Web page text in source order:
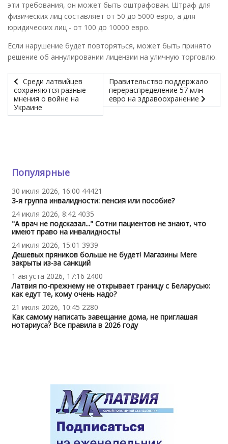
эти требования, он может быть оштрафован. Штраф для
физических лиц составляет от 50 до 5000 евро, а для
юридических лиц - от 100 до 10000 евро.
Если нарушение будет повторяться, может быть принято
решение об аннулировании лицензии на уличную торговлю.
Среди латвийцев
сохраняются разные
мнения о войне на
Украине
Правительство поддержало
перераспределение 57 млн
евро на здравоохранение
Популярные
30 июля 2026, 16:00 44421
3-я группа инвалидности: пенсия или пособие?
24 июля 2026, 8:42 4035
"А врач не подсказал..." Сотни пациентов не знают, что
имеют право на инвалидность!
24 июля 2026, 15:01 3939
Дешевых пряников больше не будет! Магазины Mere
закрыты из-за санкций
1 августа 2026, 17:16 2400
Латвия по-прежнему не открывает границу с Беларусью:
как едут те, кому очень надо?
21 июля 2026, 10:45 2280
Как самому написать завещание дома, не приглашая
нотариуса? Все правила в 2026 году